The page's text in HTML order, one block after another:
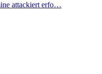
attackiert erfo…